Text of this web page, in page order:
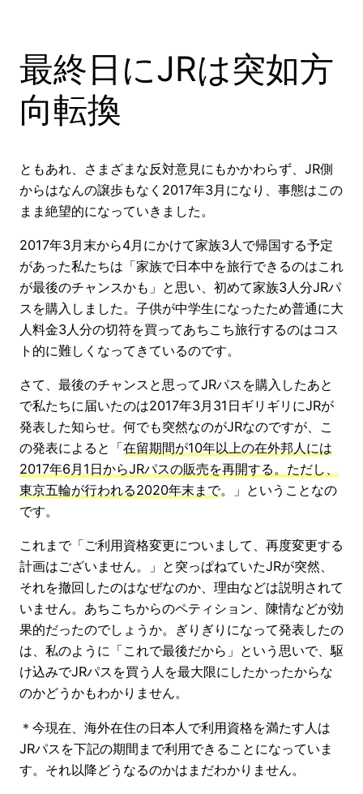
最終日にJRは突如方
向転換
ともあれ、さまざまな反対意見にもかかわらず、JR側
からはなんの譲歩もなく2017年3月になり、事態はこの
まま絶望的になっていきました。
2017年3月末から4月にかけて家族3人で帰国する予定
があった私たちは「家族で日本中を旅行できるのはこれ
が最後のチャンスかも」と思い、初めて家族3人分JRパ
スを購入しました。子供が中学生になったため普通に大
人料金3人分の切符を買ってあちこち旅行するのはコス
ト的に難しくなってきているのです。
さて、最後のチャンスと思ってJRパスを購入したあと
で私たちに届いたのは2017年3月31日ギリギリにJRが
発表した知らせ。何でも突然なのがJRなのですが、こ
の発表によると「在留期間が10年以上の在外邦人には
2017年6月1日からJRパスの販売を再開する。ただし、
東京五輪が行われる2020年末まで。」ということなの
です。
これまで「ご利用資格変更についまして、再度変更する
計画はございません。」と突っぱねていたJRが突然、
それを撤回したのはなぜなのか、理由などは説明されて
いません。あちこちからのペティション、陳情などが効
果的だったのでしょうか。ぎりぎりになって発表したの
は、私のように「これで最後だから」という思いで、駆
け込みでJRパスを買う人を最大限にしたかったからな
のかどうかもわかりません。
＊今現在、海外在住の日本人で利用資格を満たす人は
JRパスを下記の期間まで利用できることになっていま
す。それ以降どうなるのかはまだわかりません。